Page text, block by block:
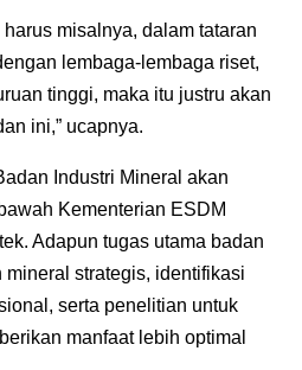
misalnya, dalam tataran
lembaga-lembaga riset,
tinggi, maka itu justru akan
ini,” ucapnya.
Industri Mineral akan
Kementerian ESDM
Adapun tugas utama badan
strategis, identifikasi
serta penelitian untuk
manfaat lebih optimal